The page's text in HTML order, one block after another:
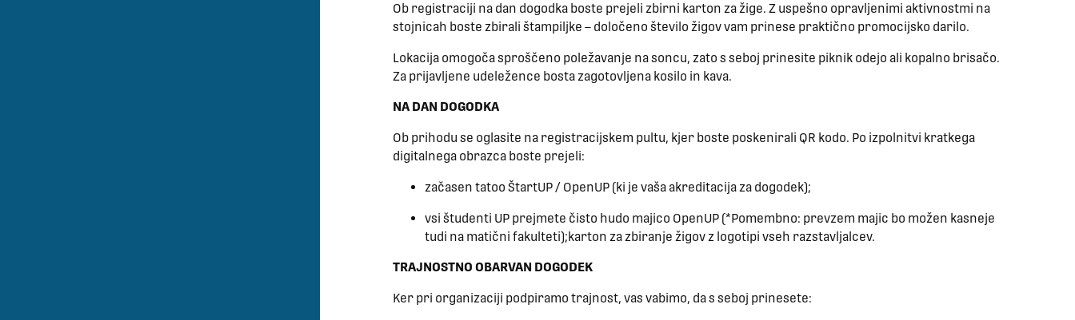
Ob registraciji na dan dogodka boste prejeli zbirni karton za žige. Z uspešno opravljenimi aktivnostmi na
stojnicah boste zbirali štampiljke – določeno število žigov vam prinese praktično promocijsko darilo.
Lokacija omogoča sproščeno poležavanje na soncu, zato s seboj prinesite piknik odejo ali kopalno brisačo.
Za prijavljene udeležence bosta zagotovljena kosilo in kava.
NA DAN DOGODKA
Ob prihodu se oglasite na registracijskem pultu, kjer boste poskenirali QR kodo. Po izpolnitvi kratkega
digitalnega obrazca boste prejeli:
začasen tatoo ŠtartUP / OpenUP (ki je vaša akreditacija za dogodek);
vsi študenti UP prejmete čisto hudo majico OpenUP (*Pomembno: prevzem majic bo možen kasneje
tudi na matični fakulteti);karton za zbiranje žigov z logotipi vseh razstavljalcev.
TRAJNOSTNO OBARVAN DOGODEK
Ker pri organizaciji podpiramo trajnost, vas vabimo, da s seboj prinesete: